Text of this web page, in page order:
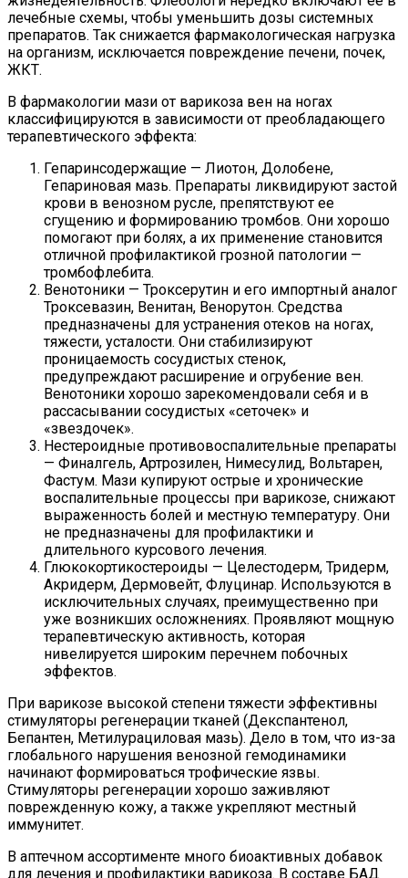
лечебные схемы, чтобы уменьшить дозы системных
препаратов. Так снижается фармакологическая нагрузка
на организм, исключается повреждение печени, почек,
ЖКТ.
В фармакологии мази от варикоза вен на ногах
классифицируются в зависимости от преобладающего
терапевтического эффекта:
Гепаринсодержащие — Лиотон, Долобене,
Гепариновая мазь. Препараты ликвидируют застой
крови в венозном русле, препятствуют ее
сгущению и формированию тромбов. Они хорошо
помогают при болях, а их применение становится
отличной профилактикой грозной патологии —
тромбофлебита.
Венотоники — Троксерутин и его импортный аналог
Троксевазин, Венитан, Венорутон. Средства
предназначены для устранения отеков на ногах,
тяжести, усталости. Они стабилизируют
проницаемость сосудистых стенок,
предупреждают расширение и огрубение вен.
Венотоники хорошо зарекомендовали себя и в
рассасывании сосудистых «сеточек» и
«звездочек».
Нестероидные противовоспалительные препараты
— Финалгель, Артрозилен, Нимесулид, Вольтарен,
Фастум. Мази купируют острые и хронические
воспалительные процессы при варикозе, снижают
выраженность болей и местную температуру. Они
не предназначены для профилактики и
длительного курсового лечения.
Глюкокортикостероиды — Целестодерм, Тридерм,
Акридерм, Дермовейт, Флуцинар. Используются в
исключительных случаях, преимущественно при
уже возникших осложнениях. Проявляют мощную
терапевтическую активность, которая
нивелируется широким перечнем побочных
эффектов.
При варикозе высокой степени тяжести эффективны
стимуляторы регенерации тканей (Декспантенол,
Бепантен, Метилурациловая мазь). Дело в том, что из-за
глобального нарушения венозной гемодинамики
начинают формироваться трофические язвы.
Стимуляторы регенерации хорошо заживляют
поврежденную кожу, а также укрепляют местный
иммунитет.
В аптечном ассортименте много биоактивных добавок
для лечения и профилактики варикоза. В составе БАД